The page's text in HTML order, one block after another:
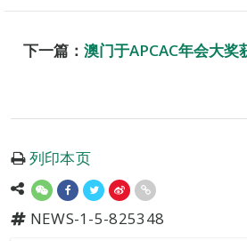
下一篇： 澳门于APCAC年会大奖
列印本页
NEWS-1-5-825348